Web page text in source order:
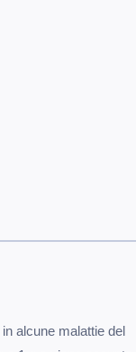
alcune malattie del